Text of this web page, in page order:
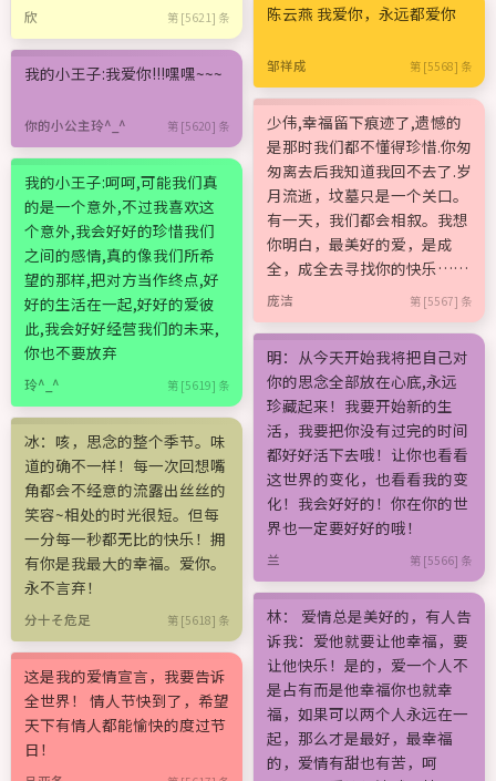
欣 第 [5621] 条
我的小王子:我爱你!!!嘿嘿~~~
你的小公主玲^_^ 第 [5620] 条
我的小王子:呵呵,可能我们真
的是一个意外,不过我喜欢这
个意外,我会好好的珍惜我们
之间的感情,真的像我们所希
望的那样,把对方当作终点,好
好的生活在一起,好好的爱彼
此,我会好好经营我们的未来,
你也不要放弃
玲^_^ 第 [5619] 条
冰：咳，思念的整个季节。味
道的确不一样！每一次回想嘴
角都会不经意的流露出丝丝的
笑容~相处的时光很短。但每
一分每一秒都无比的快乐！拥
有你是我最大的幸福。爱你。
永不言弃！
分十そ危足 第 [5618] 条
这是我的爱情宣言，我要告诉
全世界！ 情人节快到了，希望
天下有情人都能愉快的度过节
日！
陈云燕 我爱你，永远都爱你
邹祥成 第 [5568] 条
少伟,幸福留下痕迹了,遗憾的
是那时我们都不懂得珍惜.你匆
匆离去后我知道我回不去了.岁
月流逝，坟墓只是一个关口。
有一天，我们都会相叙。我想
你明白，最美好的爱，是成
全，成全去寻找你的快乐……
庞洁 第 [5567] 条
明：从今天开始我将把自己对
你的思念全部放在心底,永远
珍藏起来！我要开始新的生
活，我要把你没有过完的时间
都好好活下去哦！让你也看看
这世界的变化，也看看我的变
化！我会好好的！你在你的世
界也一定要好好的哦！
兰 第 [5566] 条
林： 爱情总是美好的，有人告
诉我：爱他就要让他幸福，要
让他快乐！是的，爱一个人不
是占有而是他幸福你也就幸
福，如果可以两个人永远在一
起，那么才是最好，最幸福
的，爱情有甜也有苦，呵